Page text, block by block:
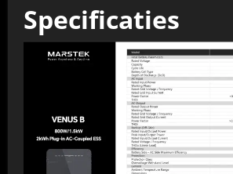
Specificaties